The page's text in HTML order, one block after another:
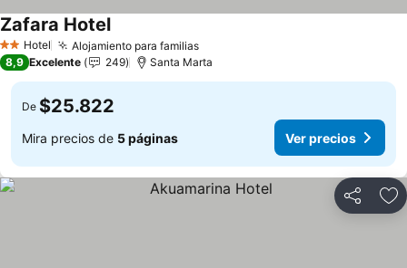
2 Estrellas
Hotel Alojamiento para familias
Zafara Hotel
8,9 Excelente 249 Santa Marta
De $25.822
Mira precios de 5 páginas Ver precios
Compartir